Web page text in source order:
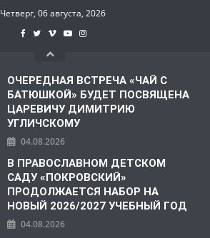
Четверг, 06 августа, 2026
ОЧЕРЕДНАЯ ВСТРЕЧА «ЧАЙ С
БАТЮШКОЙ» БУДЕТ ПОСВЯЩЕНА
ЦАРЕВИЧУ ДИМИТРИЮ
УГЛИЧСКОМУ
04.08.2026
В ПРАВОСЛАВНОМ ДЕТСКОМ
САДУ «ПОКРОВСКИЙ»
ПРОДОЛЖАЕТСЯ НАБОР НА
НОВЫЙ 2026/2027 УЧЕБНЫЙ ГОД
04.08.2026